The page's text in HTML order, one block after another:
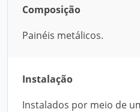
Composição
Painéis metálicos.
Instalação
Instalados por meio de